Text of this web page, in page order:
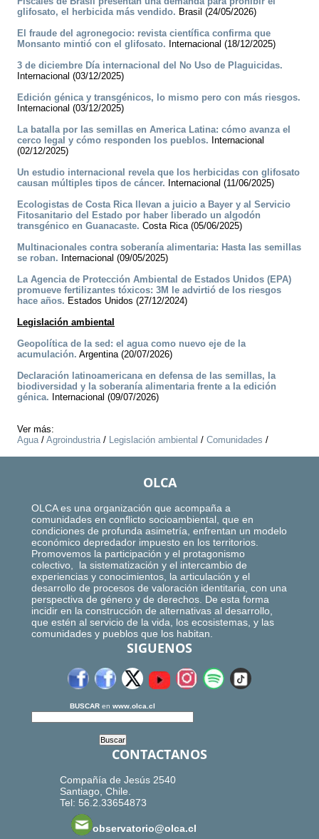
glifosato, el herbicida más vendido. Brasil (24/05/2026)
El fraude del agronegocio: revista científica confirma que
Monsanto mintió con el glifosato. Internacional (18/12/2025)
3 de diciembre Día internacional del No Uso de Plaguicidas.
Internacional (03/12/2025)
Edición génica y transgénicos, lo mismo pero con más riesgos.
Internacional (03/12/2025)
La batalla por las semillas en America Latina: cómo avanza el
cerco legal y cómo responden los pueblos. Internacional
(02/12/2025)
Un estudio internacional revela que los herbicidas con glifosato
causan múltiples tipos de cáncer. Internacional (11/06/2025)
Ecologistas de Costa Rica llevan a juicio a Bayer y al Servicio
Fitosanitario del Estado por haber liberado un algodón
transgénico en Guanacaste. Costa Rica (05/06/2025)
Multinacionales contra soberanía alimentaria: Hasta las semillas
se roban. Internacional (09/05/2025)
La Agencia de Protección Ambiental de Estados Unidos (EPA)
promueve fertilizantes tóxicos: 3M le advirtió de los riesgos
hace años. Estados Unidos (27/12/2024)
Legislación ambiental
Geopolítica de la sed: el agua como nuevo eje de la
acumulación. Argentina (20/07/2026)
Declaración latinoamericana en defensa de las semillas, la
biodiversidad y la soberanía alimentaria frente a la edición
génica. Internacional (09/07/2026)
Ver más:
Agua/ Agroindustria/ Legislación ambiental / Comunidades /
OLCA
OLCA es una organización que acompaña a
comunidades en conflicto socioambiental, que en
condiciones de profunda asimetría, enfrentan un modelo
económico depredador impuesto en los territorios.
Promovemos la participación y el protagonismo
colectivo, la sistematización y el intercambio de
experiencias y conocimientos, la articulación y el
desarrollo de procesos de valoración identitaria, con una
perspectiva de género y de derechos. De esta forma
incidir en la construcción de alternativas al desarrollo,
que estén al servicio de la vida, los ecosistemas, y las
comunidades y pueblos que los habitan.
SIGUENOS
BUSCAR en www.olca.cl
CONTACTANOS
Compañía de Jesús 2540
Santiago, Chile.
Tel: 56.2.33654873
observatorio@olca.cl